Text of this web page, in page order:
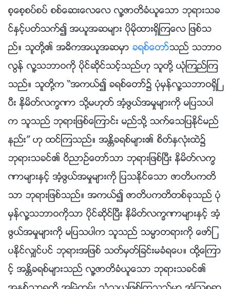
စ့ေစ့စပ္စပ္ စစ္ေဆးေလေလ လူ႔ဇာတိခံယူေသာ ဘုရားသခ
င္ႏွင့္ပတ္သက္၍ အယူအဆမ်ား ပိုမိုထားရွိၾကေလ ျဖစ္သ
ည္။ သူတို႔၏ အဓိကအယူအဆမွာ ခရစ္ေတာ္သည္ သဘာဝ
လြန္ လူ႔သဘာဝကို ပိုင္ဆိုင္သင့္သည္ဟု သူတို႔ ယုံၾကည္ၾက
သည္။ သူတို႔က “အကယ္၍ ခရစ္ေတာ္၌ ပုံမွန္လူ႔သဘာဝရွိၿ
ပီး နိမိတ္လကၡဏာ သို႔မဟုတ္ အံ့ဖြယ္အမႈမ်ားကို မျပသပါ
က သူသည္ ဘုရားျဖစ္ေၾကာင္း မည္သို႔ သက္ေသျပႏိုင္မည္
နည္း” ဟု ထင္ၾကသည္။ အႏၲိခရစ္မ်ား၏ စိတ္ႏွလုံးထဲ၌
ဘုရားသခင္၏ ဝိညာဥ္ေတာ္သာ ဘုရားျဖစ္ၿပီး နိမိတ္လကၡ
ဏာမ်ားႏွင့္ အံ့ဖြယ္အမႈမ်ားကို ျပသႏိုင္ေသာ ဇာတိပကတိ
သာ ဘုရားျဖစ္သည္။ အကယ္၍ ဇာတိပကတိတစ္ခုသည္ ပုံ
မွန္လူ႔သဘာဝကိုသာ ပိုင္ဆိုင္ၿပီး နိမိတ္လကၡဏာမ်ားႏွင့္ အံ့
ဖြယ္အမႈမ်ားကို မျပသပါက သူသည္ သမၼာတရားကို ေဖာ္ျ
ပႏိုင္လွ်င္ပင္ ဘုရားအျဖစ္ သတ္မွတ္ျခင္းမခံရေပ။ ထို႔ေၾကာ
င့္ အႏၲိခရစ္မ်ားသည္ လူ႔ဇာတိခံယူေသာ ဘုရားသခင္၏